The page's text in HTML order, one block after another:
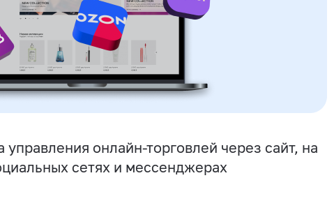
онлайн-торговлей через сайт, на
сетях и мессенджерах